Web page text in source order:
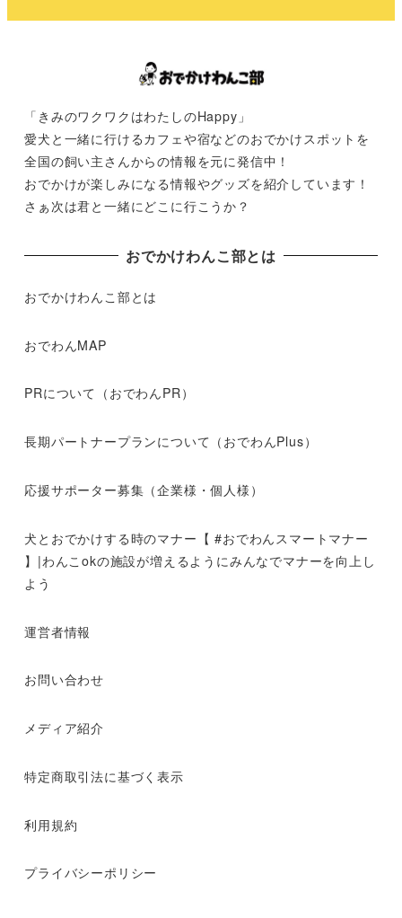
「きみのワクワクはわたしのHappy」
愛犬と一緒に行けるカフェや宿などのおでかけスポットを
全国の飼い主さんからの情報を元に発信中！
おでかけが楽しみになる情報やグッズを紹介しています！
さぁ次は君と一緒にどこに行こうか？
おでかけわんこ部とは
おでかけわんこ部とは
おでわんMAP
PRについて（おでわんPR）
長期パートナープランについて（おでわんPlus）
応援サポーター募集（企業様・個人様）
犬とおでかけする時のマナー【 #おでわんスマートマナー
】|わんこokの施設が増えるようにみんなでマナーを向上し
よう
運営者情報
お問い合わせ
メディア紹介
特定商取引法に基づく表示
利用規約
プライバシーポリシー